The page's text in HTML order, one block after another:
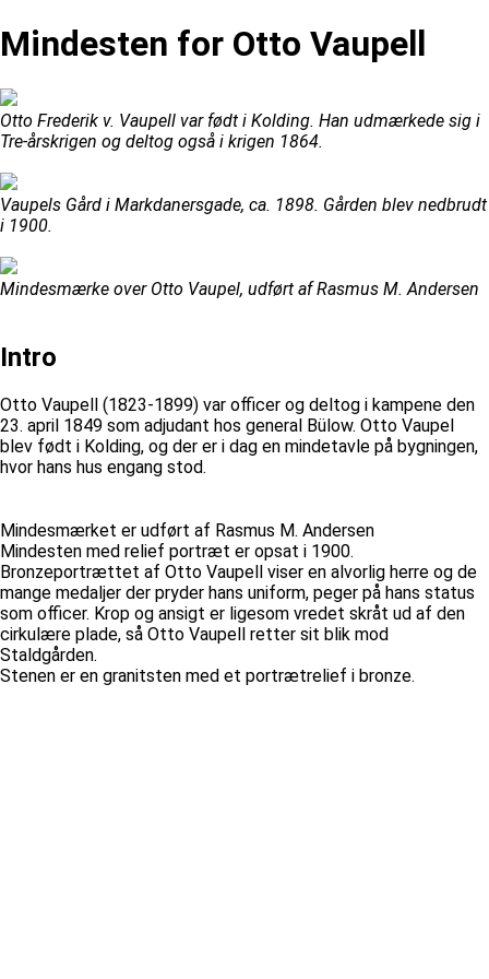
Mindesten for Otto Vaupell
Otto Frederik v. Vaupell var født i Kolding. Han udmærkede sig i
Tre-årskrigen og deltog også i krigen 1864.
Vaupels Gård i Markdanersgade, ca. 1898. Gården blev nedbrudt
i 1900.
Mindesmærke over Otto Vaupel, udført af Rasmus M. Andersen
Intro
Otto Vaupell (1823-1899) var officer og deltog i kampene den
23. april 1849 som adjudant hos general Bülow. Otto Vaupel
blev født i Kolding, og der er i dag en mindetavle på bygningen,
hvor hans hus engang stod.
Mindesmærket er udført af Rasmus M. Andersen
Mindesten med relief portræt er opsat i 1900.
Bronzeportrættet af Otto Vaupell viser en alvorlig herre og de
mange medaljer der pryder hans uniform, peger på hans status
som officer. Krop og ansigt er ligesom vredet skråt ud af den
cirkulære plade, så Otto Vaupell retter sit blik mod
Staldgården.
Stenen er en granitsten med et portrætrelief i bronze.